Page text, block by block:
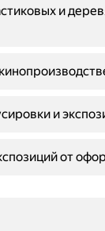
и
и
от